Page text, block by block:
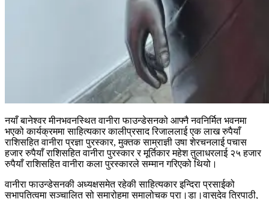
नयाँ बानेश्वर मीनभवनस्थित वानीरा फाउन्डेसनको आफ्नै नवनिर्मित भवनमा
भएको कार्यक्रममा साहित्यकार कालीप्रसाद रिजाललाई एक लाख रुपैयाँ
राशिसहित वानीरा प्रज्ञा पुरस्कार, मुक्तक साम्राज्ञी उषा शेरचनलाई पचास
हजार रुपैयाँ राशिसहित वानीरा पुरस्कार र मूर्तिकार महेश तुलाधरलाई २५ हजार
रुपैयाँ राशिसहित वानीरा कला पुरस्कारले सम्मान गरिएको थियो।
वानीरा फाउन्डेसनकी अध्यक्षसमेत रहेकी साहित्यकार इन्दिरा प्रसाईको
सभापतित्वमा सञ्चालित सो समारोहमा समालोचक प्रा।डा।वासुदेव त्रिपाठी,